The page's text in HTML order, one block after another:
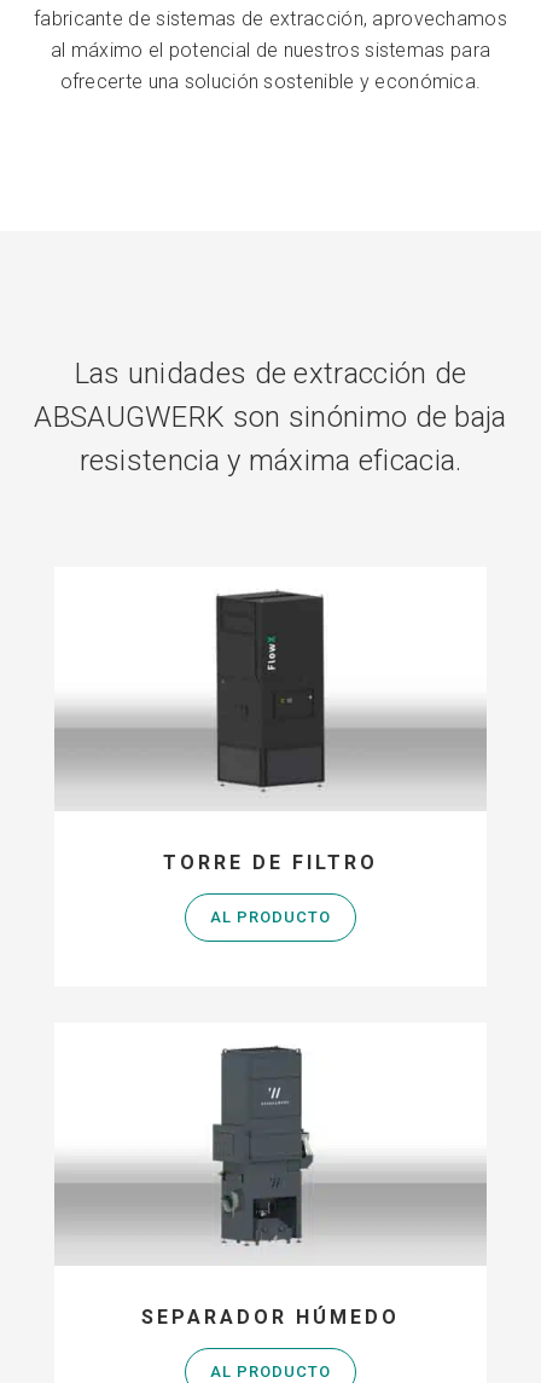
fabricante de sistemas de extracción, aprovechamos
al máximo el potencial de nuestros sistemas para
ofrecerte una solución sostenible y económica.
Las unidades de extracción de
ABSAUGWERK son sinónimo de baja
resistencia y máxima eficacia.
TORRE DE FILTRO
AL PRODUCTO
SEPARADOR HÚMEDO
AL PRODUCTO